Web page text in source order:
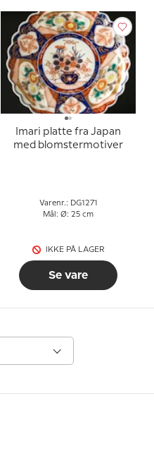
Imari platte fra Japan
med blomstermotiver
Varenr.: DG1271
Mål: Ø: 25 cm
IKKE PÅ LAGER
Se vare